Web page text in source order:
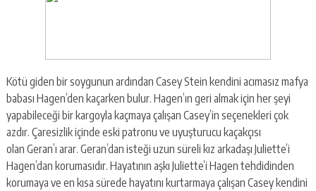
Kötü giden bir soygunun ardından Casey Stein kendini acımasız mafya
babası Hagen’den kaçarken bulur. Hagen’ın geri almak için her şeyi
yapabileceği bir kargoyla kaçmaya çalışan Casey’in seçenekleri çok
azdır. Çaresizlik içinde eski patronu ve uyuşturucu kaçakçısı
olan Geran’ı arar. Geran’dan isteği uzun süreli kız arkadaşı Juliette’i
Hagen’dan korumasıdır. Hayatının aşkı Juliette’i Hagen tehdidinden
korumaya ve en kısa sürede hayatını kurtarmaya çalışan Casey kendini